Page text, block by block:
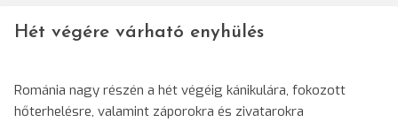
Hét végére várható enyhülés
Románia nagy részén a hét végéig kánikulára, fokozott
hőterhelésre, valamint záporokra és zivatarokra